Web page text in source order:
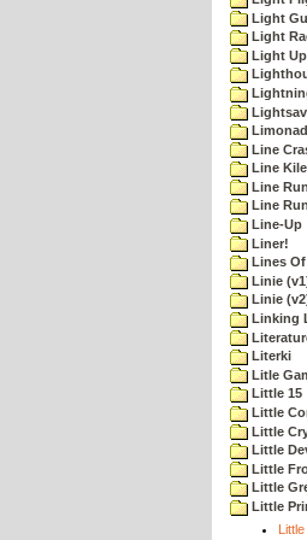
Light
Light
Light
Line
Line
Line
Line
Line-Up
Liner!
Lines
Linie
Linie
Linking
Literki
Litle
Little 15
Little
Little
Little
Little
Little
Little